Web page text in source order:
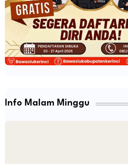
Info Malam Minggu